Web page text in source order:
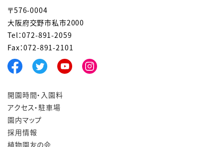
〒576-0004
大阪府交野市私市2000
Tel：072-891-2059
Fax：072-891-2101
開園時間・入園料
アクセス・駐車場
園内マップ
採用情報
植物園友の会